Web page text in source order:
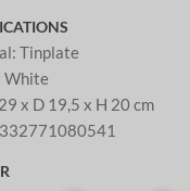
:Tinplate
White
x D 19,5 x H 20 cm